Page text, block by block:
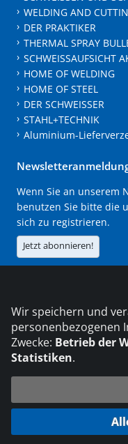
WELDING AND
DER PRAKTIKER
THERMAL SPRAY
SCHWEISSAUFSICHT
HOME OF WELDING
HOME OF STEEL
DER SCHWEISSER
STAHL+TECHNIK
Aluminium-
Wenn Sie an unserem
benutzen Sie bitte die
sich zu registrieren.
Jetzt abonnieren!
Die DVS Media
© 2026 DVS
Wir speichern und
personenbezogenen
Zwecke: Betrieb der
Statistiken.